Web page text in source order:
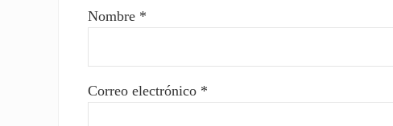
Nombre *
Correo electrónico *